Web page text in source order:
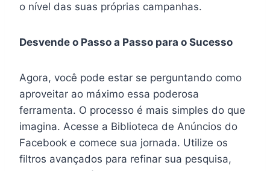
o nível das suas próprias campanhas.
Desvende o Passo a Passo para o Sucesso
Agora, você pode estar se perguntando como
aproveitar ao máximo essa poderosa
ferramenta. O processo é mais simples do que
imagina. Acesse a Biblioteca de Anúncios do
Facebook e comece sua jornada. Utilize os
filtros avançados para refinar sua pesquisa,